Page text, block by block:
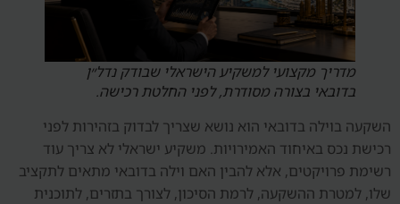
מדריך מקצועי למשקיע הישראלי שבודק נדל״ן
בדובאי בצורה מסודרת, לפני החלטת רכישה.
השקעה בוילה בדובאי הוא נושא שצריך לבדוק בזהירות לפני
רכישת נכס באיחוד האמירויות. משקיע ישראלי לא צריך עוד
רשימת פרויקטים, אלא להבין האם וילה בדובאי מתאים לתקציב
שלו, למטרת ההשקעה, לרמת הסיכון, לצורך בתזרים, לתוכנית